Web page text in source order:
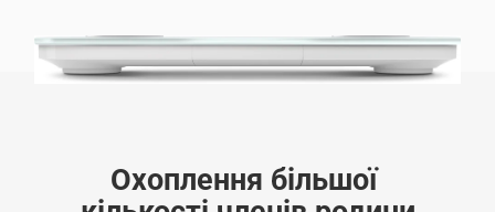
Охоплення більшої